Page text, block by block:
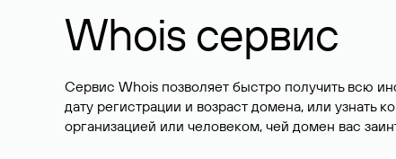
Whois сервис
Сервис Whois позволяет быстро получить всю
дату регистрации и возраст домена, или узнать
организацией или человеком, чей домен вас